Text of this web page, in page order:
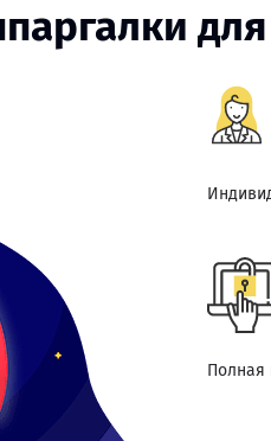
Полная